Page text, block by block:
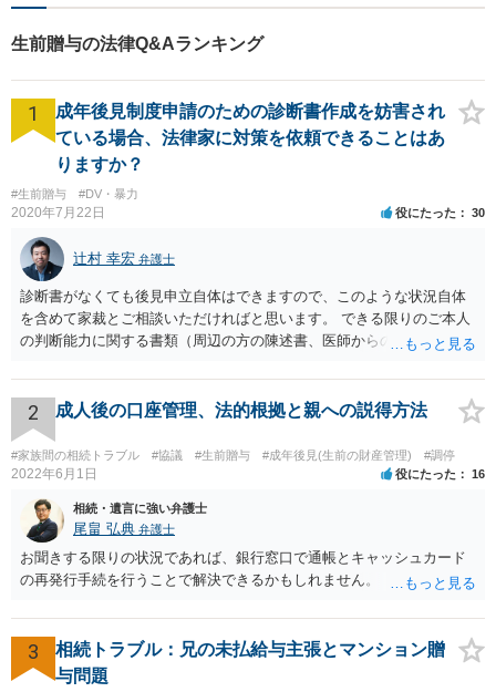
生前贈与の法律Q&Aランキング
1
成年後見制度申請のための診断書作成を妨害され
ている場合、法律家に対策を依頼できることはあ
りますか？
#生前贈与 #DV・暴力
2020年7月22日 役にたった 30
辻村 幸宏 弁護士
診断書がなくても後見申立自体はできますので、このような状況自体
を含めて家裁とご相談いただければと思います。 できる限りのご本人
の判断能力に関する書類（周辺の方の陳述書、医師からの聴取書等）
をしていただければそこから先は進むのではないかと存じます。 ま
た、Aさんの意向を酌みすぎるあまりに後見申立ができない状況にして
いる施設の問題もありますので、当該地域の地域包括支援センターに
ご相談されるのもひとつの方法です。
2 成人後の口座管理、法的根拠と親への説得方法
#家族間の相続トラブル #協議 #生前贈与 #成年後見(生前の財産管理) #調停
2022年6月1日 役にたった 16
相続・遺言に強い弁護士
尾畠 弘典 弁護士
お聞きする限りの状況であれば、銀行窓口で通帳とキャッシュカード
の再発行手続を行うことで解決できるかもしれません。
3
相続トラブル：兄の未払給与主張とマンション贈
与問題